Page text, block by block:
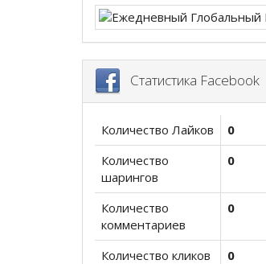
Статистика Facebook
Количество Лайков
0
Количество
шарингов
0
Количество
комментариев
0
Количество кликов
0